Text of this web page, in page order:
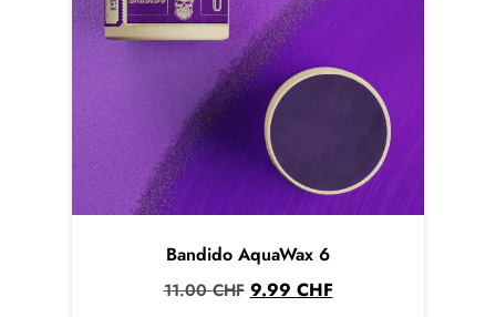
Bandido AquaWax 6
11.00CHF 9.99 CHF